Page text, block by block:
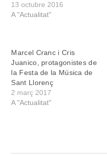
Joan Carles Vaquer
(guitarra) i Víctor Leiva
càrrec de T de Teatre. A…
13 octubre 2016
A "Actualitat"
Marcel Cranc i Cris
Juanico, protagonistes de
la Festa de la Música de
Sant Llorenç
2 març 2017
A "Actualitat"